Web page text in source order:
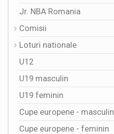
Jr. NBA Romania
Comisii
Loturi nationale
U12
U19 masculin
U19 feminin
Cupe europene - masculin
Cupe europene - feminin